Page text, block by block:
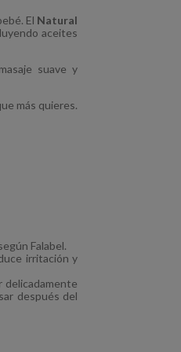
El Natural
aceites
suave y
más quieres.
Falabel.
irritación y
delicadamente
después del